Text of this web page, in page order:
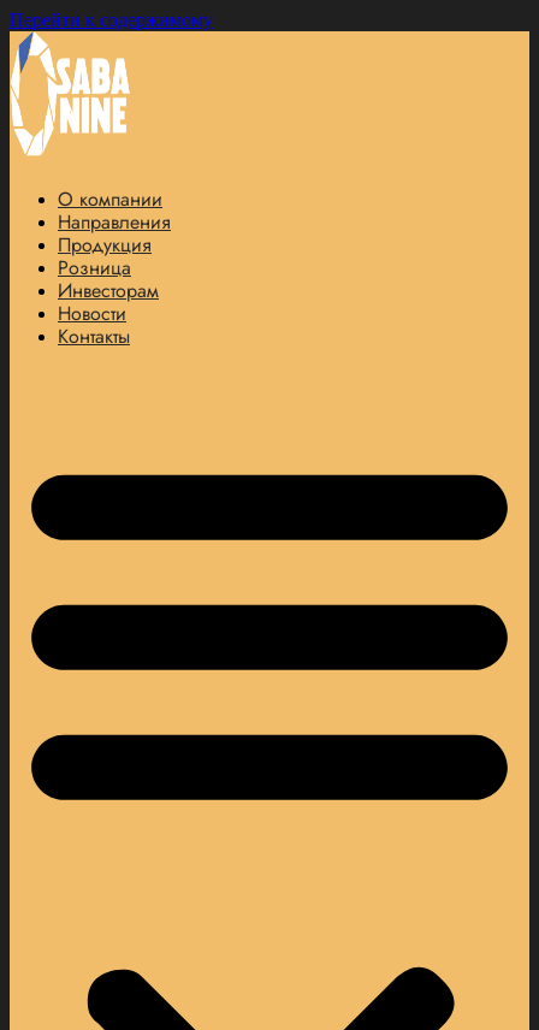
Перейти к содержимому
О компании
Направления
Продукция
Розница
Инвесторам
Новости
Контакты